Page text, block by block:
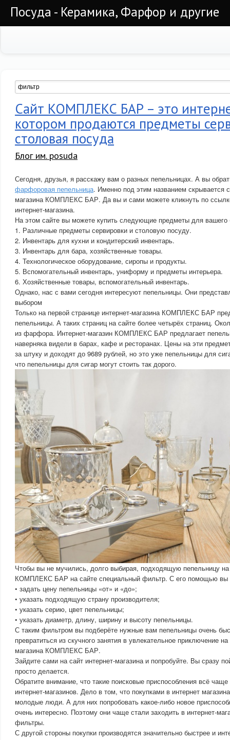
Посуда - Керамика, Фарфор и другие
Сайт КОМПЛЕКС БАР – это
котором продаются предметы
столовая посуда
Блог им. posuda
Сегодня, друзья, я расскажу вам о разных пепельницах. А вы
фарфоровая пепельница. Именно под этим названием скрывается
магазина КОМПЛЕКС БАР. Да вы и сами можете кликнуть по
интернет-магазина.
На этом сайте вы можете купить следующие предметы для
1. Различные предметы сервировки и столовую посуду.
2. Инвентарь для кухни и кондитерский инвентарь.
3. Инвентарь для бара, хозяйственные товары.
4. Технологическое оборудование, сиропы и продукты.
5. Вспомогательный инвентарь, униформу и предметы интерьера.
6. Хозяйственные товары, вспомогательный инвентарь.
Однако, нас с вами сегодня интересуют пепельницы. Они
выбором
Только на первой странице интернет-магазина КОМПЛЕКС БАР
пепельницы. А таких страниц на сайте более четырёх страниц.
из фарфора. Интернет-магазин КОМПЛЕКС БАР предлагает
наверняка видели в барах, кафе и ресторанах. Цены на эти
за штуку и доходят до 9689 рублей, но это уже пепельницы для
что пепельницы для сигар могут стоить так дорого.
Чтобы вы не мучились, долго выбирая, подходящую пепельницу на
КОМПЛЕКС БАР на сайте специальный фильтр. С его помощью вы
• задать цену пепельницы «от» и «до»;
• указать подходящую страну производителя;
• указать серию, цвет пепельницы;
• указать диаметр, длину, ширину и высоту пепельницы.
С таким фильтром вы подберёте нужные вам пепельницы очень
превратиться из скучного занятия в увлекательное приключение
магазина КОМПЛЕКС БАР.
Зайдите сами на сайт интернет-магазина и попробуйте. Вы сразу
просто делается.
Обратите внимание, что такие поисковые приспособления всё
интернет-магазинов. Дело в том, что покупками в интернет
молодые люди. А для них попробовать какое-либо новое
очень интересно. Поэтому они чаще стали заходить в интернет-
фильтры.
С другой стороны покупки производятся значительно быстрее и